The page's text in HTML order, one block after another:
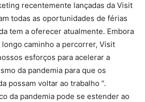
recentemente lançadas da Visit
todas as oportunidades de férias
tem a oferecer atualmente. Embora
caminho a percorrer, Visit
esforços para acelerar a
da pandemia para que os
possam voltar ao trabalho ”.
da pandemia pode se estender ao